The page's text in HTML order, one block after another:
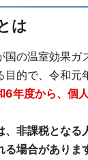
は
の温室効果
的で、令和元
6年度から、個
非課税とな
場合がありま